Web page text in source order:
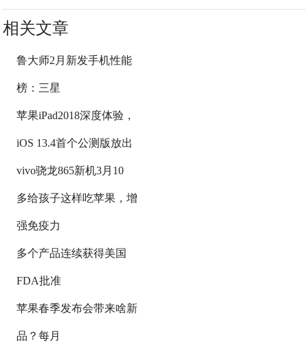
相关文章
鲁大师2月新发手机性能
榜：三星
苹果iPad2018深度体验，
iOS 13.4首个公测版放出
vivo骁龙865新机3月10
多给孩子这样吃苹果，增
强免疫力
多个产品连续获得美国
FDA批准
苹果春季发布会带来啥新
品？每月